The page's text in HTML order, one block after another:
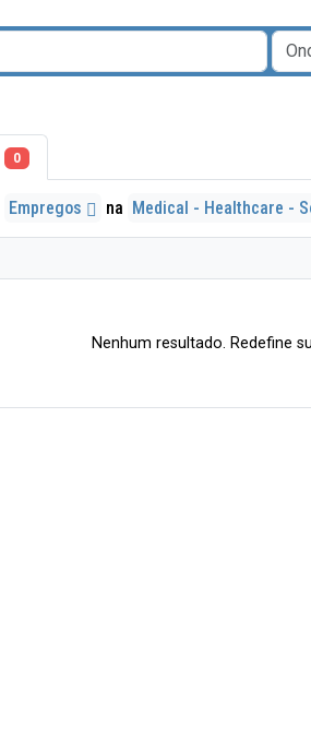
0
Empregos na Medical - Healthcare -
Nenhum resultado. Redefine